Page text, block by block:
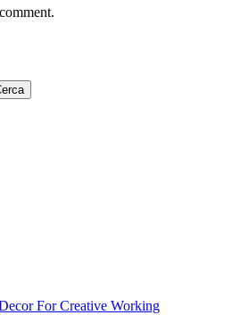
For Creative Working